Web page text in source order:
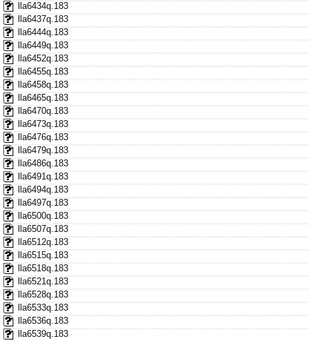
lla6434q.183
lla6437q.183
lla6444q.183
lla6449q.183
lla6452q.183
lla6455q.183
lla6458q.183
lla6465q.183
lla6470q.183
lla6473q.183
lla6476q.183
lla6479q.183
lla6486q.183
lla6491q.183
lla6494q.183
lla6497q.183
lla6500q.183
lla6507q.183
lla6512q.183
lla6515q.183
lla6518q.183
lla6521q.183
lla6528q.183
lla6533q.183
lla6536q.183
lla6539q.183